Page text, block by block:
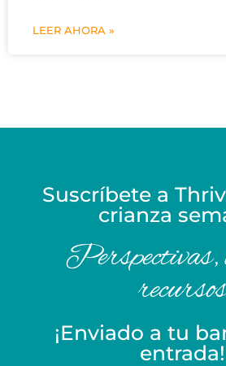
LEER AHORA »
Suscríbete a
crianza
Perspectivas,
recursos
¡Enviado a tu
entrada!